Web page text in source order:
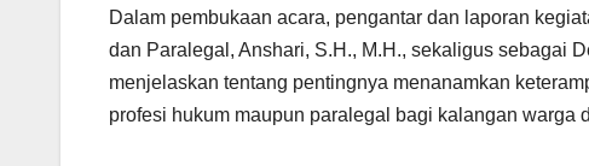
Dalam pembukaan acara, pengantar dan laporan
dan Paralegal, Anshari, S.H., M.H., sekaligus sebagai
menjelaskan tentang pentingnya menanamkan
profesi hukum maupun paralegal bagi kalangan warga